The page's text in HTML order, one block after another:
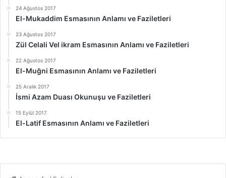
24 Ağustos 2017
El-Mukaddim Esmasının Anlamı ve Faziletleri
23 Ağustos 2017
Zül Celali Vel ikram Esmasının Anlamı ve Faziletleri
22 Ağustos 2017
El-Muğni Esmasının Anlamı ve Faziletleri
25 Aralık 2017
İsmi Azam Duası Okunuşu ve Faziletleri
15 Eylül 2017
El-Latif Esmasının Anlamı ve Faziletleri